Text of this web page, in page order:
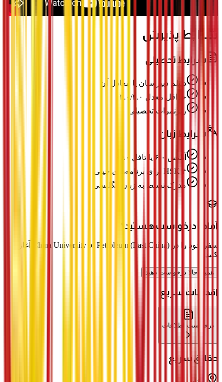
شرایط پذیرش
شرایط تحصیلی
دیپلم دبیرستان یا معادل آن
حداقل معدل ۳.۰/۴.۰
ریزنمرات تحصیلی
شرایط زبان
آیلتس ۶.۰ یا تافل ۸۰+
HSK ۴ برای برنامه‌های چینی
مدرک تسلط به زبان انگلیسی
آماده درخواست هستید؟
سفر خود را در China University of Petroleum (East China) آغاز
کنید
همین حالا درخواست دهید
اقدامات سریع
درخواست اطلاعات
حقائق سریع